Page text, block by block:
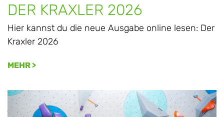
DER KRAXLER 2026
Hier kannst du die neue Ausgabe online lesen: Der
Kraxler 2026
MEHR >